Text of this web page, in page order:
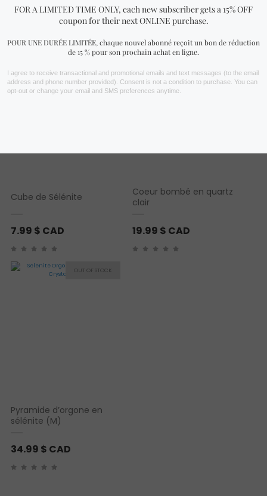
Vous aimerez peut-être aussi…
Cube de Sélénite
7.99 $ CAD
Coeur bombé en quartz
clair
19.99 $ CAD
Pyramide d’orgone en
sélénite (M)
34.99 $ CAD